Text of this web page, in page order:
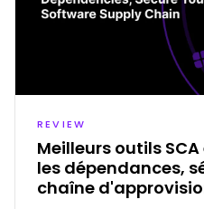
REVIEW
Meilleurs outils
les dépendances,
chaîne